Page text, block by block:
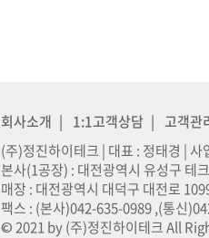
회사소개 | 1:1고객상담 | 고객관
(주)정진하이테크 | 대표 : 정태경 |
본사(1공장) : 대전광역시 유성구 테
매장 : 대전광역시 대덕구 대전로
팩스 : (본사)042-635-0989 ,(통신
© 2021 by (주)정진하이테크 All